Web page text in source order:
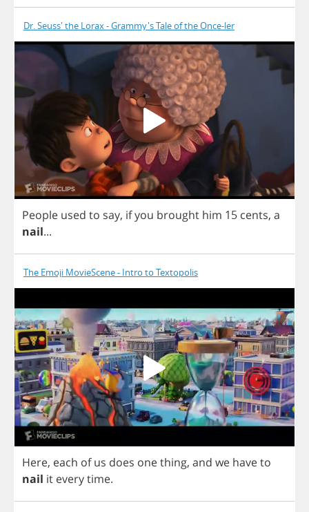
Dr. Seuss' the Lorax - Grammy's Tale of the Once-ler
People used to say, ifyou brought him 15 cents, a
nail...
The Emoji MovieScene - Intro to Textopolis
Here, each of us does onething, and we haveto
nail it everytime.